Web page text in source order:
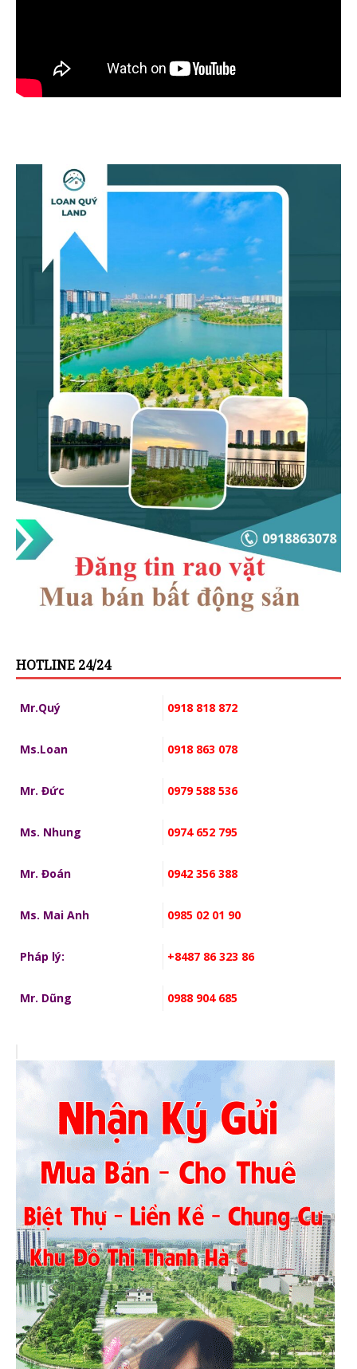
HOTLINE 24/24
Mr.Quý 0918 818 872
Ms.Loan 0918 863 078
Mr. Đức 0979 588 536
Ms. Nhung 0974 652 795
Mr. Đoán 0942 356 388
Ms. Mai Anh 0985 02 01 90
Pháp lý: +8487 86 323 86
Mr. Dũng 0988 904 685